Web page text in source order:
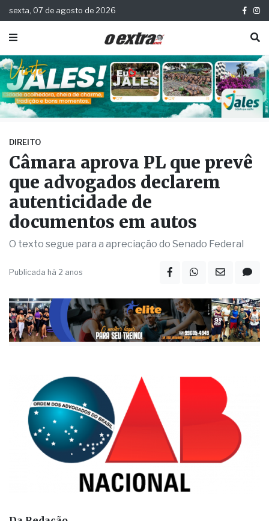
sexta, 07 de agosto de 2026
DIREITO
Câmara aprova PL que prevê
que advogados declarem
autenticidade de
documentos em autos
O texto segue para a apreciação do Senado Federal
Publicada há 2 anos